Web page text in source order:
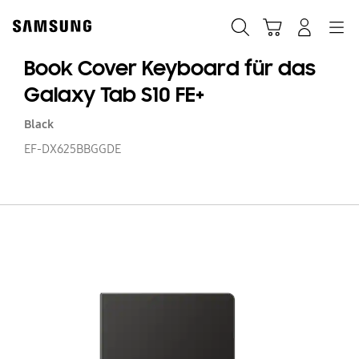
content
accessibility
Book Cover Keyboard für das
Galaxy Tab S10 FE+
Black
EF-DX625BBGGDE